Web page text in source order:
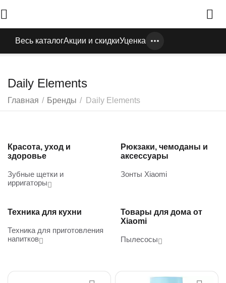
Весь каталогАкции и скидкиУценка
Daily Elements
Главная / Бренды / Daily Elements
Красота, уход и
здоровье
Зубные щетки и
ирригаторы
Рюкзаки, чемоданы и
аксессуары
Зонты Xiaomi
Техника для кухни
Техника для приготовления
напитков
Товары для дома от
Xiaomi
Пылесосы